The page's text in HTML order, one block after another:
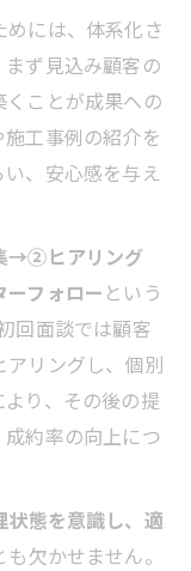
には、体系化さ
ず見込み顧客の
ことが成果への
工事例の紹介を
、安心感を与え
→②ヒアリング
フォロー という
回面談では顧客
アリングし、個別
り、その後の提
約率の向上につ
状態を意識し、適
も欠かせません。